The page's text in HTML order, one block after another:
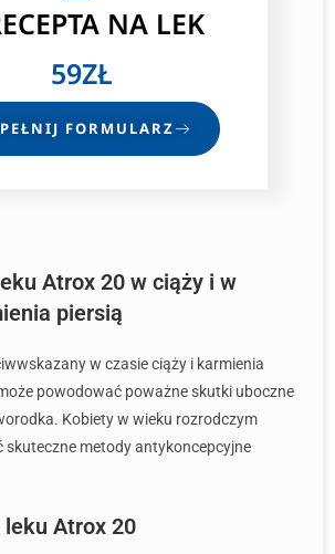
NA LEK
59ZŁ
FORMULARZ
Atrox 20 w ciąży i w
piersią
w czasie ciąży i karmienia
powodować poważne skutki uboczne
Kobiety w wieku rozrodczym
metody antykoncepcyjne
Atrox 20